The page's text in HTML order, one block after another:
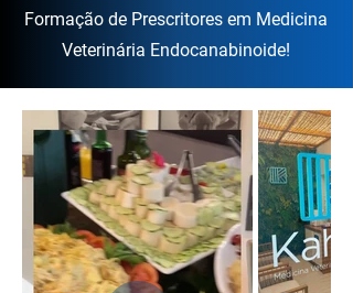
Formação de Prescritores em Medicina
Veterinária Endocanabinoide!